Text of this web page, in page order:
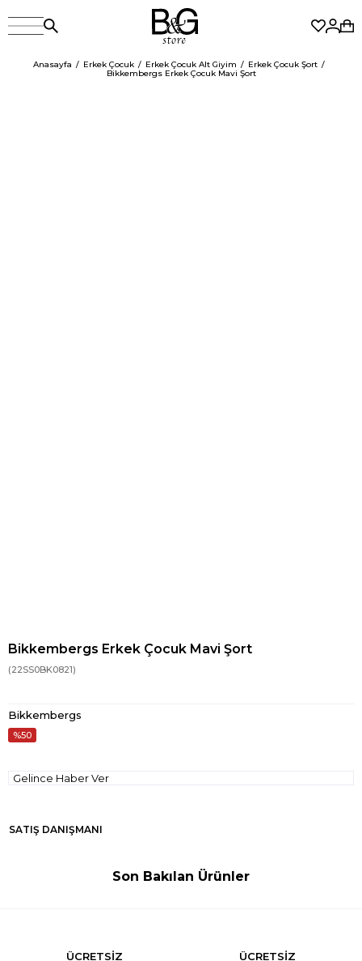
Anasayfa Erkek Çocuk Erkek Çocuk Alt Giyim
Erkek Çocuk Şort
Bikkembergs Erkek Çocuk Mavi Şort
Bikkembergs Erkek Çocuk Mavi Şort
(22SS0BK0821)
Bikkembergs
50
Gelince Haber Ver
SATIŞ DANIŞMANI
Son Bakılan Ürünler
ÜCRETSİZ
ÜCRETSİZ